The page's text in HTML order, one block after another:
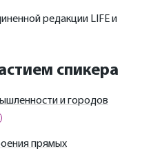
редакции LIFE и
спикера
и городов
прямых